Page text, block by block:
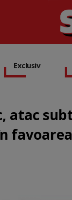
Exclusiv
atac